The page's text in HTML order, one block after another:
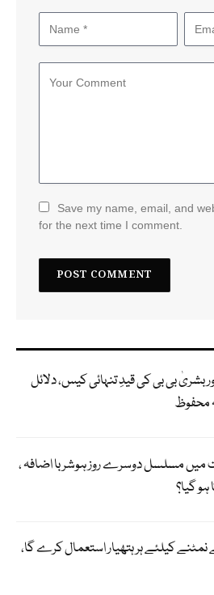
Save my name, email, and
for the next time I comment.
بشریٰ بی بی کی قیدِ تنہائی کیس، دلائل
محفوظ
مسلسل دوسرے روز ہوشربا اضافہ ،
ہو گیا؟
نمٹنے کیلئے ہر ہتھیار استعمال کرے گا،